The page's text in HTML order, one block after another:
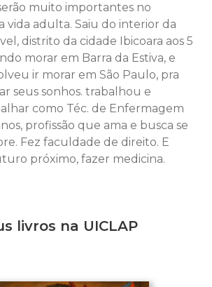
muito importantes no
vida adulta. Saiu do interior da
distrito da cidade Ibicoara aos 5
morar em Barra da Estiva, e
ir morar em São Paulo, pra
seus sonhos. trabalhou e
como Téc. de Enfermagem
profissão que ama e busca se
Fez faculdade de direito. E
próximo, fazer medicina.
livros na UICLAP